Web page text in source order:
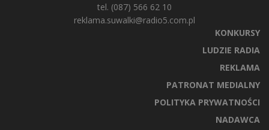
tel. (087) 566 62 10
reklama.suwalki@radio5.com.pl
KONKURSY
LUDZIE RADIA
REKLAMA
PATRONAT MEDIALNY
POLITYKA PRYWATNOŚCI
NADAWCA